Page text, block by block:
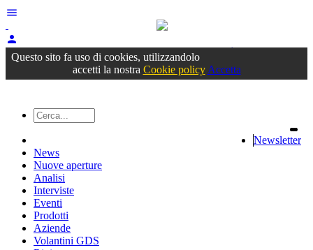
menu
person
Accedioppure registrati
Questo sito fa uso di cookies, utilizzandolo
accetti la nostra Cookie policy Accetta
Newsletter
News
Nuove aperture
Analisi
Interviste
Eventi
Prodotti
Aziende
Volantini GDS